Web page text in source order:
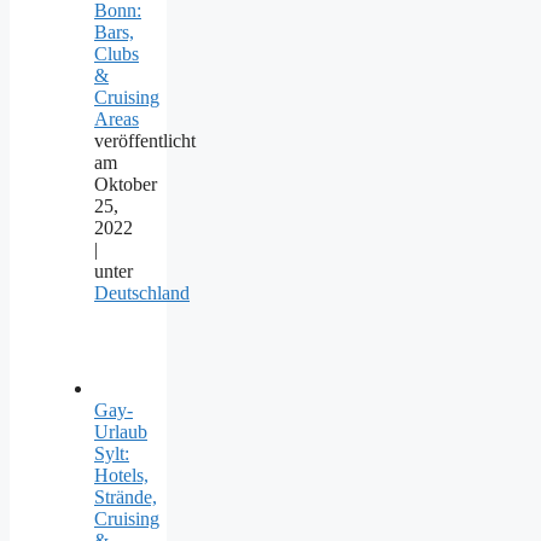
Bonn:
Bars,
Clubs
&
Cruising
Areas
veröffentlicht
am
Oktober
25,
2022
|
unter
Deutschland
Gay-
Urlaub
Sylt:
Hotels,
Strände,
Cruising